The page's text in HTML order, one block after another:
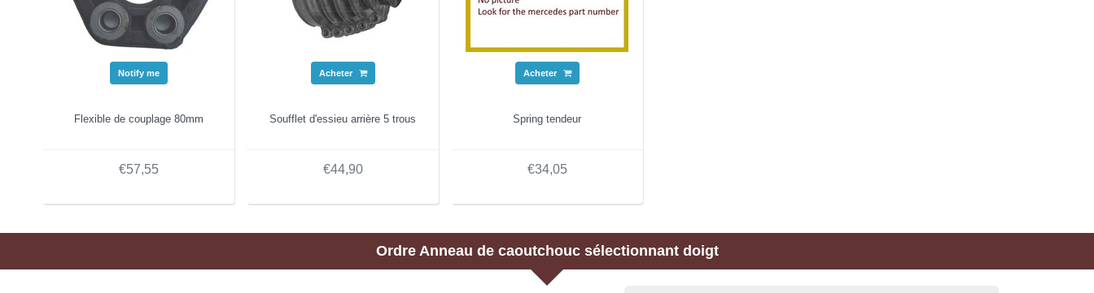
Notify me
Flexible de couplage 80mm
€57,55
Acheter
Soufflet d'essieu arrière 5 trous
€44,90
Acheter
Spring tendeur
€34,05
Ordre Anneau de caoutchouc sélectionnant doigt